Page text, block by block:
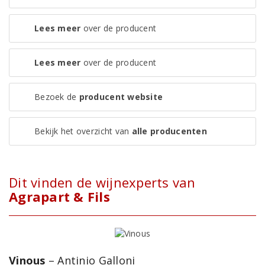
Lees meer over de producent
Lees meer over de producent
Bezoek de producent website
Bekijk het overzicht van alle producenten
Dit vinden de wijnexperts van
Agrapart & Fils
Vinous – Antinio Galloni